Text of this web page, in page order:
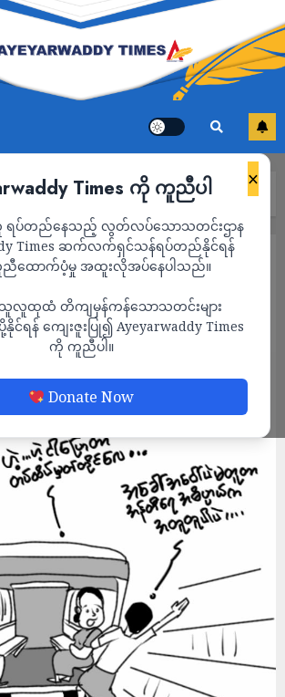
×
Times ကို ကူညီပါ
ရပ်တည်နေသည့် လွတ်လပ်သောသတင်းဌာန
Times ဆက်လက်ရှင်သန်ရပ်တည်နိုင်ရန်
ထောက်ပံ့မှု အထူးလိုအပ်နေပါသည်။
ည်သူလူထုထံ တိကျမှန်ကန်သောသတင်းများ
န် ကျေးဇူးပြု၍ Ayeyarwaddy Times
ကို ကူညီပါ။
Donate Now
ါးမှတ်တိုင် ဖြစ်သွားပြီ”
တ်တိုင် ဖြစ်သွားပြီ”
29, 2023